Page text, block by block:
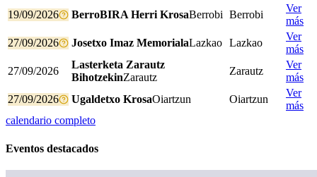
19/09/2026
BerroBIRA Herri KrosaBerrobi Berrobi
Ver
más
27/09/2026
Josetxo Imaz MemorialaLazkao Lazkao
Ver
más
27/09/2026
Lasterketa Zarautz
BihotzekinZarautz
Zarautz
Ver
más
27/09/2026
Ugaldetxo KrosaOiartzun Oiartzun
Ver
más
calendario completo
Eventos destacados